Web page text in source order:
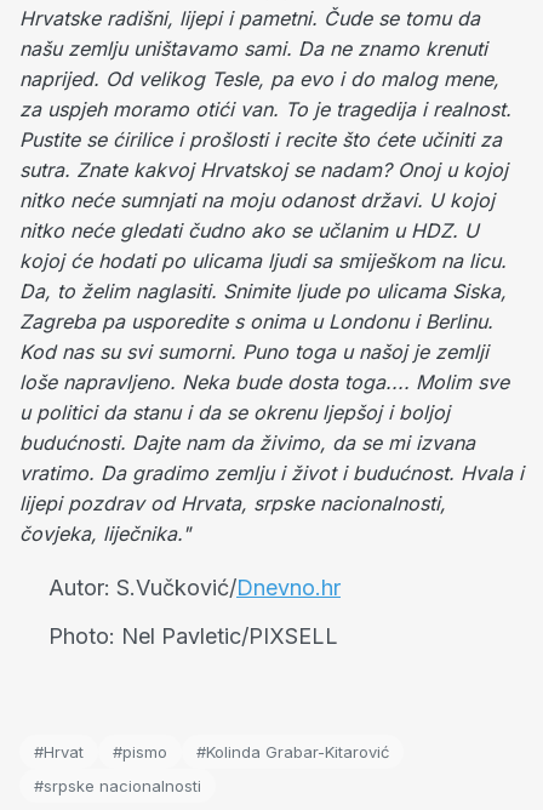
Hrvatske radišni, lijepi i pametni. Čude se tomu da
našu zemlju uništavamo sami. Da ne znamo krenuti
naprijed. Od velikog Tesle, pa evo i do malog mene,
za uspjeh moramo otići van. To je tragedija i realnost.
Pustite se ćirilice i prošlosti i recite što ćete učiniti za
sutra. Znate kakvoj Hrvatskoj se nadam? Onoj u kojoj
nitko neće sumnjati na moju odanost državi. U kojoj
nitko neće gledati čudno ako se učlanim u HDZ. U
kojoj će hodati po ulicama ljudi sa smiješkom na licu.
Da, to želim naglasiti. Snimite ljude po ulicama Siska,
Zagreba pa usporedite s onima u Londonu i Berlinu.
Kod nas su svi sumorni. Puno toga u našoj je zemlji
loše napravljeno. Neka bude dosta toga.... Molim sve
u politici da stanu i da se okrenu ljepšoj i boljoj
budućnosti. Dajte nam da živimo, da se mi izvana
vratimo. Da gradimo zemlju i život i budućnost. Hvala i
lijepi pozdrav od Hrvata, srpske nacionalnosti,
čovjeka, liječnika."
Autor: S.Vučković/Dnevno.hr
Photo: Nel Pavletic/PIXSELL
#Hrvat #pismo
#Kolinda Grabar-Kitarović
#srpske nacionalnosti